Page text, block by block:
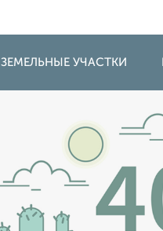
ЗЕМЕЛЬНЫЕ УЧАСТКИ